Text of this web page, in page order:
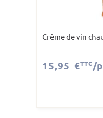
Crème de vin
15,95 €TTC /